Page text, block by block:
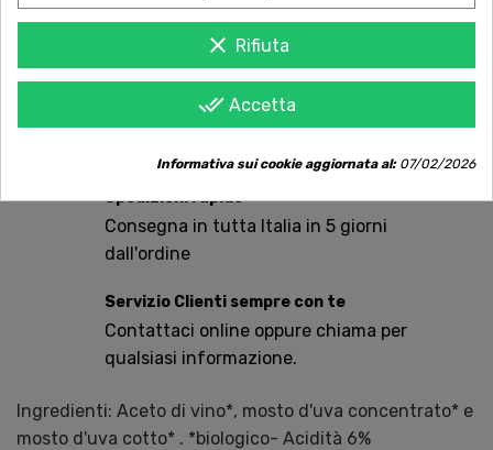
Acquista in totale sicurezza
Spedizioni rapide
Consegna in tutta Italia in 5 giorni
dall'ordine
Servizio Clienti sempre con te
Contattaci online oppure chiama per
qualsiasi informazione.
Ingredienti: Aceto di vino*, mosto d'uva concentrato* e
mosto d'uva cotto* . *biologico- Acidità 6%
clear Rifiuta
done_all Accetta
Informativa sui cookie aggiornata al:07/02/2026